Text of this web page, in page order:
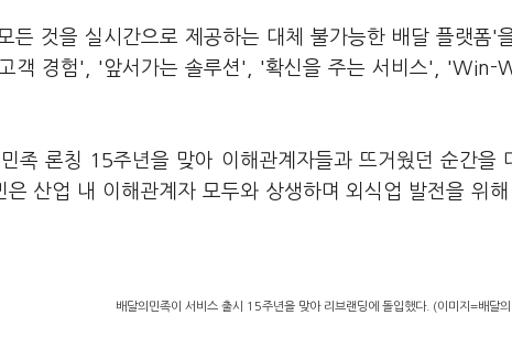
든 것을 실시간으로 제공하는 대체 불가능한 배달 플랫폼'
객 경험', '앞서가는 솔루션', '확신을 주는 서비스', 'Win-
족 론칭 15주년을 맞아 이해관계자들과 뜨거웠던 순간을
산업 내 이해관계자 모두와 상생하며 외식업 발전을 위
배달의민족이 서비스 출시 15주년을 맞아 리브랜딩에 돌입했다. (이미지=배달